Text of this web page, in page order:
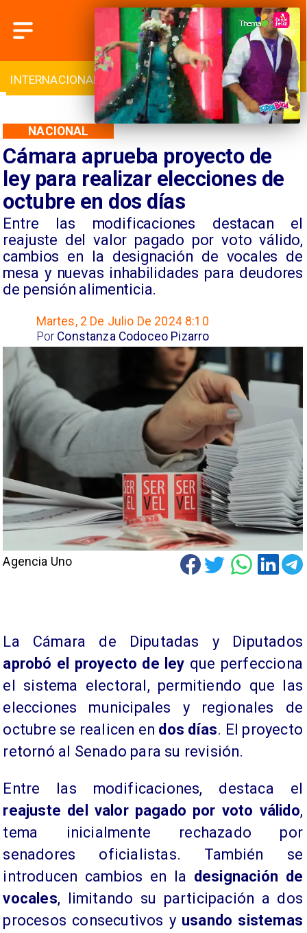
INTERNACIONAL DEPORTES CULTURA
Cámara aprueba proyecto de
ley para realizar elecciones de
octubre en dos días
Entre las modificaciones destacan el
reajuste del valor pagado por voto válido,
cambios en la designación de vocales de
mesa y nuevas inhabilidades para deudores
de pensión alimenticia.
NACIONAL
Martes, 2 De Julio De 2024 8:10
Constanza Codoceo Pizarro
Por
Agencia Uno
La Cámara de Diputadas y Diputados
aprobó el proyecto de ley que perfecciona
el sistema electoral, permitiendo que las
elecciones municipales y regionales de
octubre se realicen en dos días. El proyecto
retornó al Senado para su revisión.
Entre las modificaciones, destaca el
reajuste del valor pagado por voto válido,
tema inicialmente rechazado por
senadores oficialistas. También se
introducen cambios en la designación de
vocales, limitando su participación a dos
procesos consecutivos y usando sistemas